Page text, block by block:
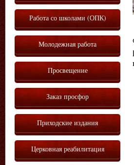
Работа со школами (ОПК)
Молодежная работа
Просвещение
Заказ просфор
Приходские издания
Церковная реабилитация